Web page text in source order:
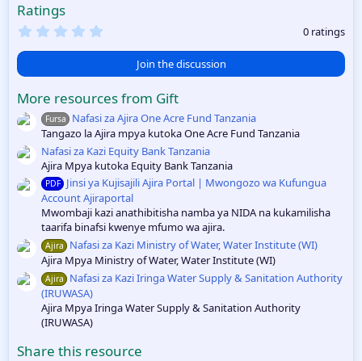
2025
u
rc
e
ic
o
n
Ratings
0
s
a
r
(
s
)
0 ratings
Join the discussion
More resources from Gift
Fursa
Nafasi za Ajira One Acre Fund Tanzania
Tangazo la Ajira mpya kutoka One Acre Fund Tanzania
Nafasi za Kazi Equity Bank Tanzania
Ajira Mpya kutoka Equity Bank Tanzania
PDF Jinsi ya Kujisajili Ajira Portal | Mwongozo wa Kufungua
Account Ajiraportal
Mwombaji kazi anathibitisha namba ya NIDA na kukamilisha
taarifa binafsi kwenye mfumo wa ajira.
Ajira
Nafasi za Kazi Ministry of Water, Water Institute (WI)
Ajira Mpya Ministry of Water, Water Institute (WI)
Ajira
Nafasi za Kazi Iringa Water Supply & Sanitation Authority
(IRUWASA)
Ajira Mpya Iringa Water Supply & Sanitation Authority
(IRUWASA)
Share this resource